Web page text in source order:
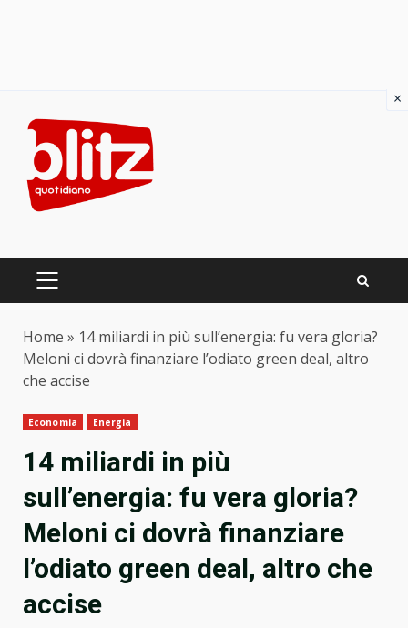
content
PRIMARY
Home » 14 miliardi in più sull’energia: fu vera gloria?
Meloni ci dovrà finanziare l’odiato green deal, altro
che accise
Economia Energia
14 miliardi in più
sull’energia: fu vera gloria?
Meloni ci dovrà finanziare
l’odiato green deal, altro che
accise
×